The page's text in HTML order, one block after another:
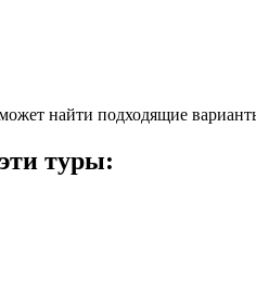
найти подходящие
туры: